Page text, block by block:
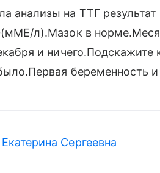
анализы на ТТГ
л).Мазок в
и
Сергеевна